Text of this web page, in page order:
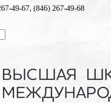
49-67, (846) 267-49-68